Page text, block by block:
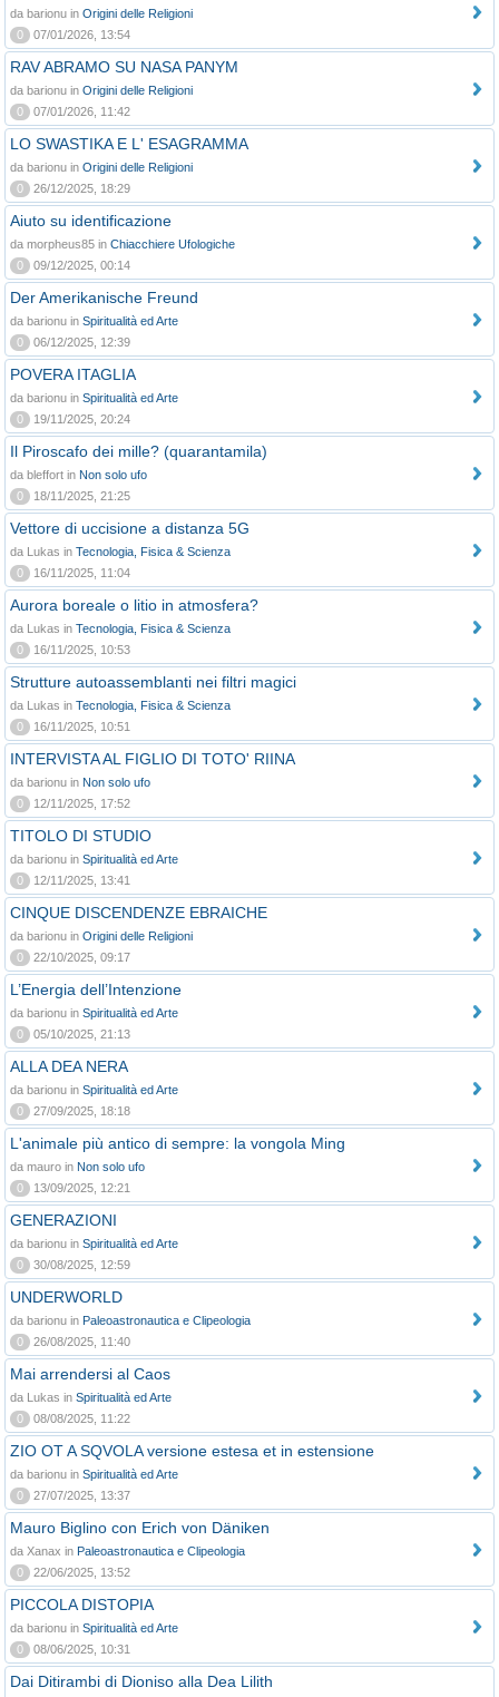
da barionu in Origini delle Religioni
0
07/01/2026, 13:54
RAV ABRAMO SU NASA PANYM
da barionu in Origini delle Religioni
0
07/01/2026, 11:42
LO SWASTIKA E L' ESAGRAMMA
da barionu in Origini delle Religioni
0
26/12/2025, 18:29
Aiuto su identificazione
da morpheus85 in Chiacchiere Ufologiche
0
09/12/2025, 00:14
Der Amerikanische Freund
da barionu in Spiritualità ed Arte
0
06/12/2025, 12:39
POVERA ITAGLIA
da barionu in Spiritualità ed Arte
0
19/11/2025, 20:24
Il Piroscafo dei mille? (quarantamila)
da bleffort in Non solo ufo
0
18/11/2025, 21:25
Vettore di uccisione a distanza 5G
da Lukas in Tecnologia, Fisica & Scienza
0
16/11/2025, 11:04
Aurora boreale o litio in atmosfera?
da Lukas in Tecnologia, Fisica & Scienza
0
16/11/2025, 10:53
Strutture autoassemblanti nei filtri magici
da Lukas in Tecnologia, Fisica & Scienza
0
16/11/2025, 10:51
INTERVISTA AL FIGLIO DI TOTO' RIINA
da barionu in Non solo ufo
0
12/11/2025, 17:52
TITOLO DI STUDIO
da barionu in Spiritualità ed Arte
0
12/11/2025, 13:41
CINQUE DISCENDENZE EBRAICHE
da barionu in Origini delle Religioni
0
22/10/2025, 09:17
L’Energia dell’Intenzione
da barionu in Spiritualità ed Arte
0
05/10/2025, 21:13
ALLA DEA NERA
da barionu in Spiritualità ed Arte
0
27/09/2025, 18:18
L'animale più antico di sempre: la vongola Ming
da mauro in Non solo ufo
0
13/09/2025, 12:21
GENERAZIONI
da barionu in Spiritualità ed Arte
0
30/08/2025, 12:59
UNDERWORLD
da barionu in Paleoastronautica e Clipeologia
0
26/08/2025, 11:40
Mai arrendersi al Caos
da Lukas in Spiritualità ed Arte
0
08/08/2025, 11:22
ZIO OT A SQVOLA versione estesa et in estensione
da barionu in Spiritualità ed Arte
0
27/07/2025, 13:37
Mauro Biglino con Erich von Däniken
da Xanax in Paleoastronautica e Clipeologia
0
22/06/2025, 13:52
PICCOLA DISTOPIA
da barionu in Spiritualità ed Arte
0
08/06/2025, 10:31
Dai Ditirambi di Dioniso alla Dea Lilith